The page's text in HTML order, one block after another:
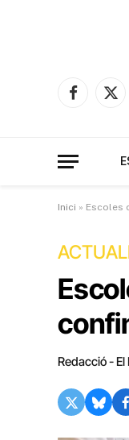
Facebook
X
Inici » Escoles
Redacció -